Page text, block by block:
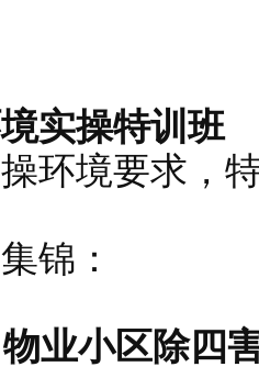
查
-刘总监 分享
应施工标靶项